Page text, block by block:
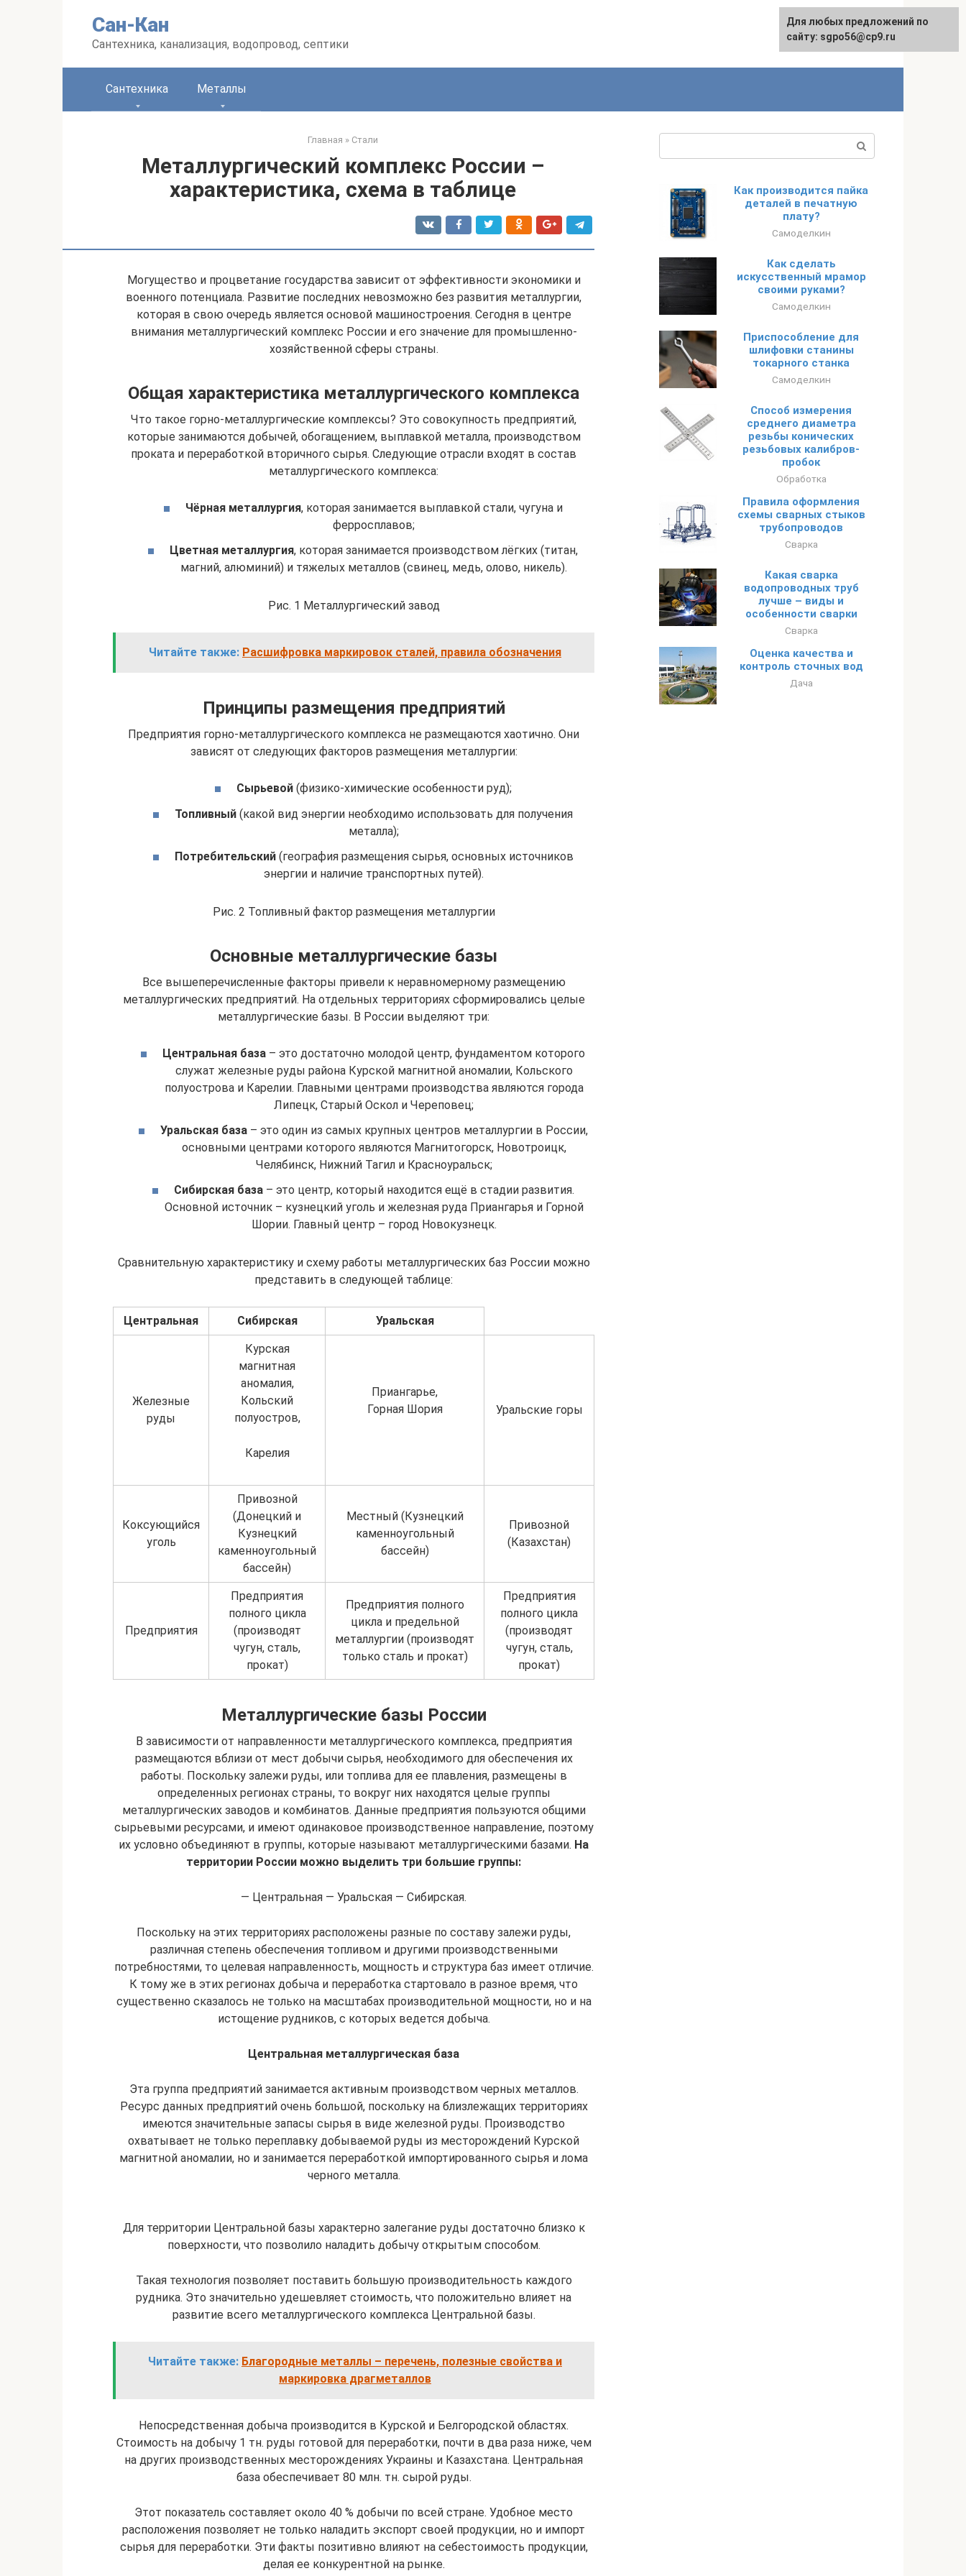
Сан-Кан
Сантехника, канализация, водопровод, септики
English
Сантехника Металлы
Главная » Стали
Металлургический комплекс России –
характеристика, схема в таблице
Могущество и процветание государства зависит от эффективности экономики и
военного потенциала. Развитие последних невозможно без развития металлургии,
которая в свою очередь является основой машиностроения. Сегодня в центре
внимания металлургический комплекс России и его значение для промышленно-
хозяйственной сферы страны.
Общая характеристика металлургического комплекса
Что такое горно-металлургические комплексы? Это совокупность предприятий,
которые занимаются добычей, обогащением, выплавкой металла, производством
проката и переработкой вторичного сырья. Следующие отрасли входят в состав
металлургического комплекса:
Чёрная металлургия, которая занимается выплавкой стали, чугуна и
ферросплавов;
Цветная металлургия, которая занимается производством лёгких (титан,
магний, алюминий) и тяжелых металлов (свинец, медь, олово, никель).
Рис. 1 Металлургический завод
Читайте также: Расшифровка маркировок сталей, правила обозначения
Принципы размещения предприятий
Предприятия горно-металлургического комплекса не размещаются хаотично. Они
зависят от следующих факторов размещения металлургии:
Сырьевой(физико-химические особенности руд);
Топливный (какой вид энергии необходимо использовать для получения
металла);
Потребительский(география размещения сырья, основных источников
энергии и наличие транспортных путей).
Рис. 2 Топливный фактор размещения металлургии
Основные металлургические базы
Все вышеперечисленные факторы привели к неравномерному размещению
металлургических предприятий. На отдельных территориях сформировались целые
металлургические базы. В России выделяют три:
Центральная база – это достаточно молодой центр, фундаментом которого
служат железные руды района Курской магнитной аномалии, Кольского
полуострова и Карелии. Главными центрами производства являются города
Липецк, Старый Оскол и Череповец;
Уральская база– это один из самых крупных центров металлургии в России,
основными центрами которого являются Магнитогорск, Новотроицк,
Челябинск, Нижний Тагил и Красноуральск;
Сибирская база– это центр, который находится ещё в стадии развития.
Основной источник – кузнецкий уголь и железная руда Приангарья и Горной
Шории. Главный центр – город Новокузнецк.
Сравнительную характеристику и схему работы металлургических баз России можно
представить в следующей таблице:
Центральная Сибирская Уральская
Железные
руды
Курская
магнитная
аномалия,
Кольский
полуостров,
Карелия
Приангарье,
Горная Шория
Уральские горы
Коксующийся
уголь
Привозной
(Донецкий и
Кузнецкий
каменноугольный
бассейн)
Местный (Кузнецкий
каменноугольный
бассейн)
Привозной
(Казахстан)
Предприятия
Предприятия
полного цикла
(производят
чугун, сталь,
прокат)
Предприятия полного
цикла и предельной
металлургии (производят
только сталь и прокат)
Предприятия
полного цикла
(производят
чугун, сталь,
прокат)
Металлургические базы России
В зависимости от направленности металлургического комплекса, предприятия
размещаются вблизи от мест добычи сырья, необходимого для обеспечения их
работы. Поскольку залежи руды, или топлива для ее плавления, размещены в
определенных регионах страны, то вокруг них находятся целые группы
металлургических заводов и комбинатов. Данные предприятия пользуются общими
сырьевыми ресурсами, и имеют одинаковое производственное направление, поэтому
их условно объединяют в группы, которые называют металлургическими базами. На
территории России можно выделить три большие группы:
— Центральная — Уральская — Сибирская.
Поскольку на этих территориях расположены разные по составу залежи руды,
различная степень обеспечения топливом и другими производственными
потребностями, то целевая направленность, мощность и структура баз имеет отличие.
К тому же в этих регионах добыча и переработка стартовало в разное время, что
существенно сказалось не только на масштабах производительной мощности, но и на
истощение рудников, с которых ведется добыча.
Центральная металлургическая база
Эта группа предприятий занимается активным производством черных металлов.
Ресурс данных предприятий очень большой, поскольку на близлежащих территориях
имеются значительные запасы сырья в виде железной руды. Производство
охватывает не только переплавку добываемой руды из месторождений Курской
магнитной аномалии, но и занимается переработкой импортированного сырья и лома
черного металла.
Для территории Центральной базы характерно залегание руды достаточно близко к
поверхности, что позволило наладить добычу открытым способом.
Такая технология позволяет поставить большую производительность каждого
рудника. Это значительно удешевляет стоимость, что положительно влияет на
развитие всего металлургического комплекса Центральной базы.
Читайте также: Благородные металлы – перечень, полезные свойства и
маркировка драгметаллов
Непосредственная добыча производится в Курской и Белгородской областях.
Стоимость на добычу 1 тн. руды готовой для переработки, почти в два раза ниже, чем
на других производственных месторождениях Украины и Казахстана. Центральная
база обеспечивает 80 млн. тн. сырой руды.
Этот показатель составляет около 40 % добычи по всей стране. Удобное место
расположения позволяет не только наладить экспорт своей продукции, но и импорт
сырья для переработки. Эти факты позитивно влияют на себестоимость продукции,
делая ее конкурентной на рынке.
Как производится пайка
деталей в печатную
плату?
Самоделкин
Как сделать
искусственный мрамор
своими руками?
Самоделкин
Приспособление для
шлифовки станины
токарного станка
Самоделкин
Способ измерения
среднего диаметра
резьбы конических
резьбовых калибров-
пробок
Обработка
Правила оформления
схемы сварных стыков
трубопроводов
Сварка
Какая сварка
водопроводных труб
лучше – виды и
особенности сварки
Сварка
Оценка качества и
контроль сточных вод
Дача
Для любых предложений по
сайту: sgpo56@cp9.ru